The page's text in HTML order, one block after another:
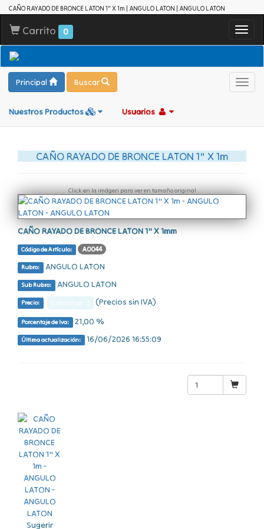
CAÑO RAYADO DE BRONCE LATON 1" X 1m | ANGULO LATON | ANGULO LATON
Carrito 0
Principal Buscar
Nuestros Productos Usuarios
CAÑO RAYADO DE BRONCE LATON 1" X 1m
Click en la imágen para ver en tamaño original
CAÑO RAYADO DE BRONCE LATON 1" X 1mm
Código de Artículo: A0044
Rubro: ANGULO LATON
Sub Rubro: ANGULO LATON
Precio: (Precios sin IVA)
Porcentaje de Iva: 21,00 %
Última actualización: 16/06/2026 16:55:09
Sugerir